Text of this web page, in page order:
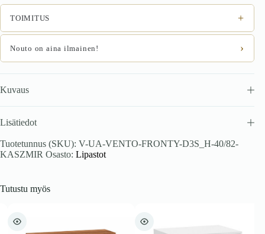
TOIMITUS +
Nouto on aina ilmainen! ›
Kuvaus
Lisätiedot
Tuotetunnus (SKU): V-UA-VENTO-FRONTY-D3S_H-40/82-
KASZMIR Osasto: Lipastot
Tutustu myös